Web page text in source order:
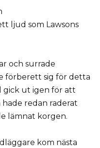
ljud som Lawsons
och surrade
förberett sig för detta
gick ut igen för att
redan raderat
lämnat korgen.
kom nästa